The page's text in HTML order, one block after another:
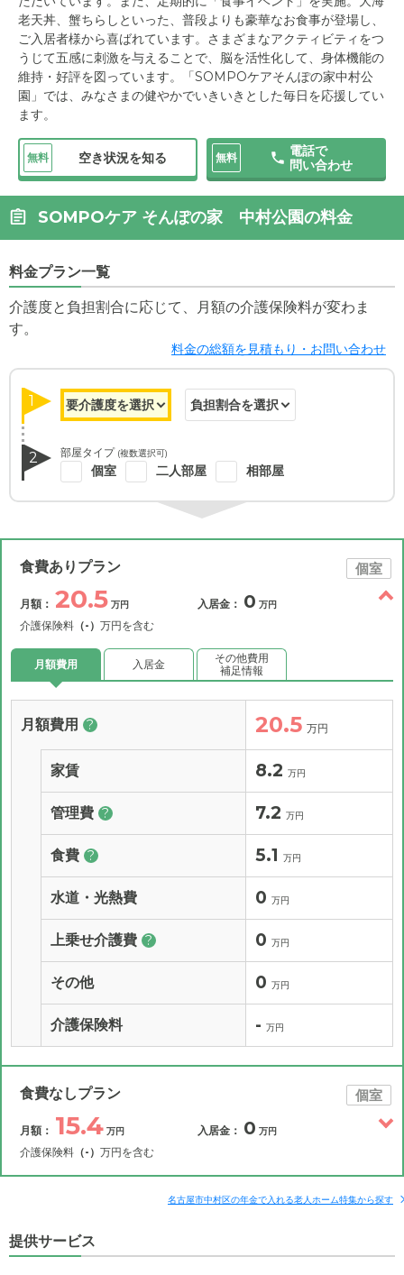
老天丼、蟹ちらしといった、普段よりも豪華なお食事が登場し、
ご入居者様から喜ばれています。さまざまなアクティビティをつ
うじて五感に刺激を与えることで、脳を活性化して、身体機能の
維持・好評を図っています。「SOMPOケアそんぽの家中村公
園」では、みなさまの健やかでいきいきとした毎日を応援してい
ます。
無料 空き状況を知る 無料
電話で
問い合わせ
SOMPOケア そんぽの家 中村公園の料金
料金プラン一覧
介護度と負担割合に応じて、月額の介護保険料が変わま
す。
料金の総額を見積もり・お問い合わせ
1
2 部屋タイプ (複数選択可)
個室 二人部屋 相部屋
食費ありプラン 個室
月額： 20.5 万円
介護保険料 （-） 万円を含む
入居金： 0 万円
月額費用 入居金
その他費用
補足情報
月額費用 ? 20.5 万円
家賃 8.2 万円
管理費 ? 7.2 万円
食費 ? 5.1 万円
水道・光熱費 0 万円
上乗せ介護費 ? 0 万円
その他 0 万円
介護保険料 - 万円
食費なしプラン 個室
月額： 15.4 万円
介護保険料 （-） 万円を含む
入居金： 0 万円
補足情報
月額費用 ? 15.4 万円
名古屋市中村区の年金で入れる老人ホーム特集から探す
提供サービス